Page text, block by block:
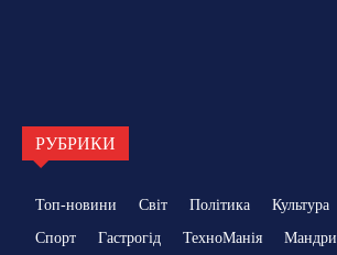
РУБРИКИ
Топ-новини Світ Політика Культура
Спорт
Гастрогід ТехноМанія Мандри